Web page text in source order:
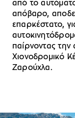
από το
απόβαρο,
επαρκέστατο,
παίρνοντας
Χιονοδρομικό
Ζαρούχλα.